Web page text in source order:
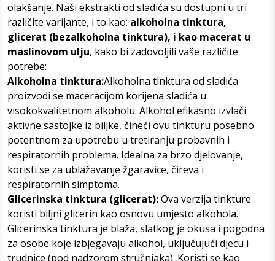
olakšanje. Naši ekstrakti od sladića su dostupni u tri
različite varijante, i to kao: alkoholna tinktura,
glicerat (bezalkoholna tinktura), i kao macerat u
maslinovom ulju, kako bi zadovoljili vaše različite
potrebe:
Alkoholna tinktura:Alkoholna tinktura od sladića
proizvodi se maceracijom korijena sladića u
visokokvalitetnom alkoholu. Alkohol efikasno izvlači
aktivne sastojke iz biljke, čineći ovu tinkturu posebno
potentnom za upotrebu u tretiranju probavnih i
respiratornih problema. Idealna za brzo djelovanje,
koristi se za ublažavanje žgaravice, čireva i
respiratornih simptoma.
Glicerinska tinktura (glicerat):Ova verzija tinkture
koristi biljni glicerin kao osnovu umjesto alkohola.
Glicerinska tinktura je blaža, slatkog je okusa i pogodna
za osobe koje izbjegavaju alkohol, uključujući djecu i
trudnice (pod nadzorom stručnjaka). Koristi se kao